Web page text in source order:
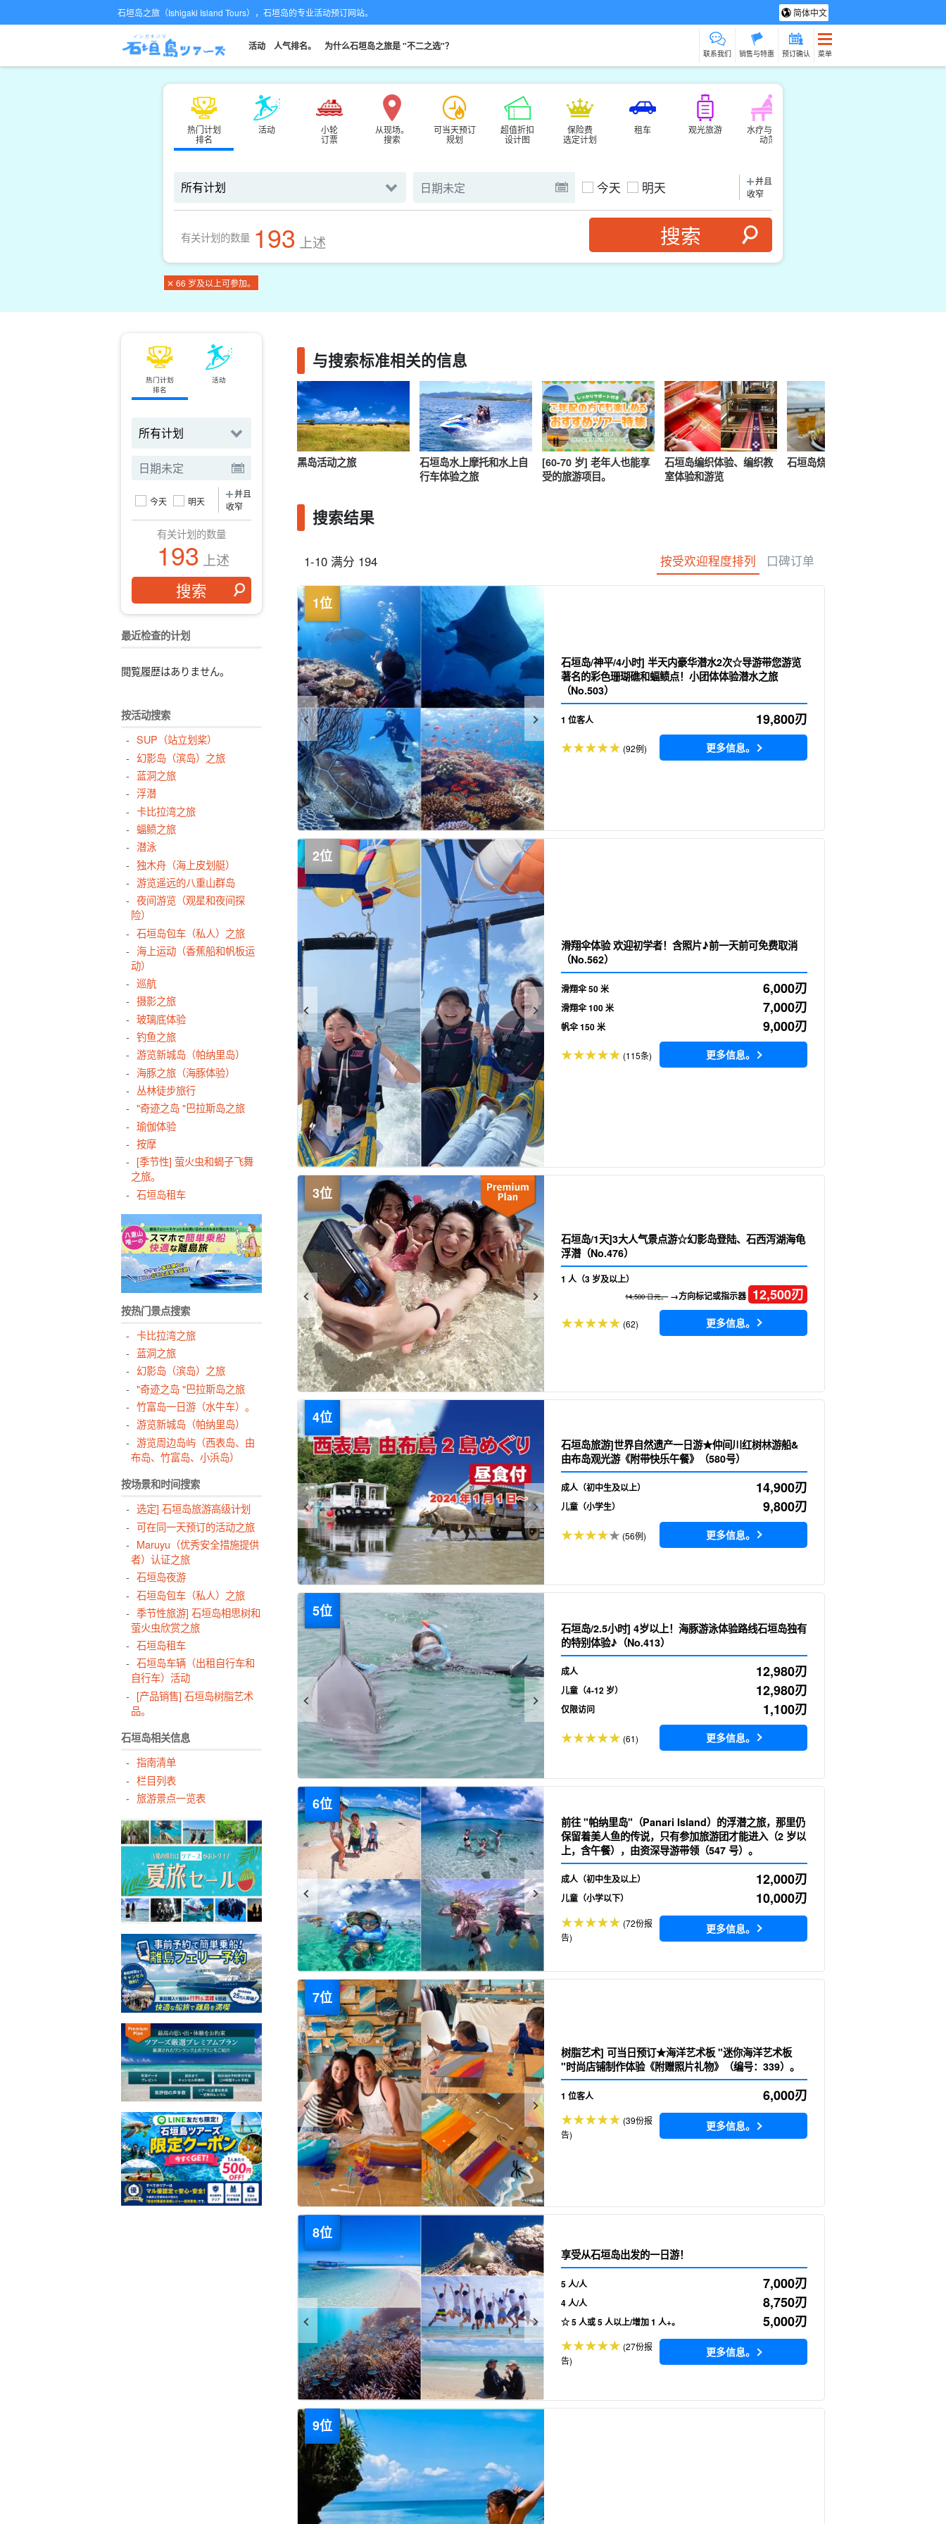
石垣岛之旅（Ishigaki Island Tours），石垣岛的专业活动预订网站。 简体中文
活动 人气排名。 为什么石垣岛之旅是 "不二之选"？
联系我们 销售与特惠 预订确认 菜单
热门计划
排名
活动
小轮
订票
从现场。
搜索
可当天预订
规划
超值折扣
设计图
保险费
选定计划
租车 观光旅游
水疗与放松
动荡
今天 明天
并且
收窄
有关计划的数量 193 上述
✕ 66 岁及以上可参加。
热门计划
排名
活动
从现场。
可当天预订
超值折扣
设计图
保险费
选定计划
租车 观光旅游
水疗与放松
动荡
制造经验
货物销售（相对于
服务）
今天 明天
并且
收窄
有关计划的数量
193 上述
最近检查的计划
閲覧履歴はありません。
按活动搜索
SUP（站立划桨）
幻影岛（滨岛）之旅
蓝洞之旅
浮潜
卡比拉湾之旅
蝠鲼之旅
潜泳
独木舟（海上皮划艇）
游览遥远的八重山群岛
夜间游览（观星和夜间探
险）
石垣岛包车（私人）之旅
海上运动（香蕉船和帆板运
动）
巡航
摄影之旅
玻璃底体验
钓鱼之旅
游览新城岛（帕纳里岛）
海豚之旅（海豚体验）
丛林徒步旅行
"奇迹之岛 "巴拉斯岛之旅
瑜伽体验
按摩
[季节性] 萤火虫和蝎子飞舞
之旅。
石垣岛租车
按热门景点搜索
卡比拉湾之旅
蓝洞之旅
幻影岛（滨岛）之旅
"奇迹之岛 "巴拉斯岛之旅
竹富岛一日游（水牛车）。
游览新城岛（帕纳里岛）
游览周边岛屿（西表岛、由
布岛、竹富岛、小浜岛）
按场景和时间搜索
选定] 石垣岛旅游高级计划
可在同一天预订的活动之旅
Maruyu（优秀安全措施提供
者）认证之旅
石垣岛夜游
石垣岛包车（私人）之旅
季节性旅游] 石垣岛相思树和
萤火虫欣赏之旅
石垣岛租车
石垣岛车辆（出租自行车和
自行车）活动
[产品销售] 石垣岛树脂艺术
品。
石垣岛相关信息
指南清单
栏目列表
旅游景点一览表
与搜索标准相关的信息
黑岛活动之旅
石垣岛水上摩托和水上自
行车体验之旅
[60-70 岁] 老年人也能享
受的旅游项目。
石垣岛编织体验、编织教
室体验和游览
石垣岛烧烤（烤肉）计划
搜索结果
1-10 满分 194 按受欢迎程度排列 口碑订单
石垣岛/神平/4小时] 半天内豪华潜水2次☆导游带您游览
著名的彩色珊瑚礁和蝠鲼点！小团体体验潜水之旅
（No.503）
1 位客人 19,800刃
(92例) 更多信息。
滑翔伞体验 欢迎初学者！含照片♪前一天前可免费取消
（No.562）
滑翔伞 50 米 6,000刃
滑翔伞 100 米 7,000刃
帆伞 150 米 9,000刃
(115条) 更多信息。
石垣岛/1天]3大人气景点游☆幻影岛登陆、石西泻湖海龟
浮潜（No.476）
1 人（3 岁及以上）
14,500 日元。→方向标记或指示器 12,500刃
(62) 更多信息。
石垣岛旅游]世界自然遗产一日游★仲间川红树林游船&
由布岛观光游《附带快乐午餐》（580号）
成人（初中生及以上） 14,900刃
儿童（小学生） 9,800刃
(56例) 更多信息。
石垣岛/2.5小时] 4岁以上！海豚游泳体验路线石垣岛独有
的特别体验♪（No.413）
成人 12,980刃
儿童（4-12 岁） 12,980刃
仅限访问 1,100刃
(61) 更多信息。
前往 "帕纳里岛"（Panari Island）的浮潜之旅，那里仍
保留着美人鱼的传说，只有参加旅游团才能进入（2 岁以
上，含午餐），由资深导游带领（547 号）。
成人（初中生及以上） 12,000刃
儿童（小学以下） 10,000刃
(72份报
告)
更多信息。
树脂艺术] 可当日预订★海洋艺术板 "迷你海洋艺术板
"时尚店铺制作体验《附赠照片礼物》（编号：339）。
1 位客人 6,000刃
(39份报
告)
更多信息。
享受从石垣岛出发的一日游！
5 人/人 7,000刃
4 人/人 8,750刃
☆ 5 人或 5 人以上/增加 1 人+。 5,000刃
(27份报
告)
更多信息。